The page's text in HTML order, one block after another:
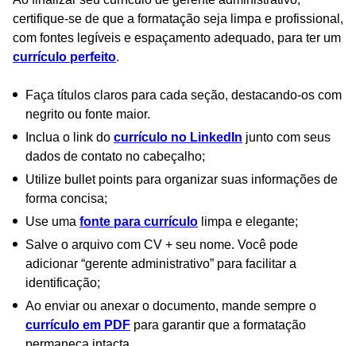
certifique-se de que a formatação seja limpa e profissional,
com fontes legíveis e espaçamento adequado, para ter um
currículo perfeito.
Faça títulos claros para cada seção, destacando-os com
negrito ou fonte maior.
Inclua o link do currículo no LinkedIn junto com seus
dados de contato no cabeçalho;
Utilize bullet points para organizar suas informações de
forma concisa;
Use uma fonte para currículo limpa e elegante;
Salve o arquivo com CV + seu nome. Você pode
adicionar “gerente administrativo” para facilitar a
identificação;
Ao enviar ou anexar o documento, mande sempre o
currículo em PDF para garantir que a formatação